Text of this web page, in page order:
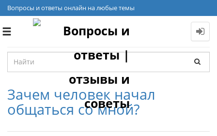
Вопросы и ответы онлайн на любые темы
Toggle
Зачем человек начал
общаться со мной?